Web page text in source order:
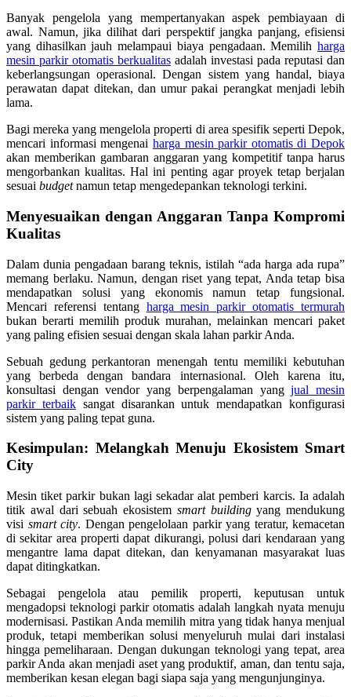
Banyak pengelola yang mempertanyakan aspek pembiayaan di
awal. Namun, jika dilihat dari perspektif jangka panjang, efisiensi
yang dihasilkan jauh melampaui biaya pengadaan. Memilih harga
mesin parkir otomatis berkualitas adalah investasi pada reputasi dan
keberlangsungan operasional. Dengan sistem yang handal, biaya
perawatan dapat ditekan, dan umur pakai perangkat menjadi lebih
lama.
Bagi mereka yang mengelola properti di area spesifik seperti Depok,
mencari informasi mengenai harga mesin parkir otomatis di Depok
akan memberikan gambaran anggaran yang kompetitif tanpa harus
mengorbankan kualitas. Hal ini penting agar proyek tetap berjalan
sesuai budgetnamun tetap mengedepankan teknologi terkini.
Menyesuaikan dengan Anggaran Tanpa Kompromi
Kualitas
Dalam dunia pengadaan barang teknis, istilah “ada harga ada rupa”
memang berlaku. Namun, dengan riset yang tepat, Anda tetap bisa
mendapatkan solusi yang ekonomis namun tetap fungsional.
Mencari referensi tentang harga mesin parkir otomatis termurah
bukan berarti memilih produk murahan, melainkan mencari paket
yang paling efisien sesuai dengan skala lahan parkir Anda.
Sebuah gedung perkantoran menengah tentu memiliki kebutuhan
yang berbeda dengan bandara internasional. Oleh karena itu,
konsultasi dengan vendor yang berpengalaman yangjual mesin
parkir terbaiksangat disarankan untuk mendapatkan konfigurasi
sistem yang paling tepat guna.
Kesimpulan: Melangkah Menuju Ekosistem Smart
City
Mesin tiket parkir bukan lagi sekadar alat pemberi karcis. Ia adalah
titik awal dari sebuah ekosistem smart buildingyang mendukung
visi smart city. Dengan pengelolaan parkir yang teratur, kemacetan
di sekitar area properti dapat dikurangi, polusi dari kendaraan yang
mengantre lama dapat ditekan, dan kenyamanan masyarakat luas
dapat ditingkatkan.
Sebagai pengelola atau pemilik properti, keputusan untuk
mengadopsi teknologi parkir otomatis adalah langkah nyata menuju
modernisasi. Pastikan Anda memilih mitra yang tidak hanya menjual
produk, tetapi memberikan solusi menyeluruh mulai dari instalasi
hingga pemeliharaan. Dengan dukungan teknologi yang tepat, area
parkir Anda akan menjadi aset yang produktif, aman, dan tentu saja,
memberikan kesan elegan bagi siapa saja yang mengunjunginya.